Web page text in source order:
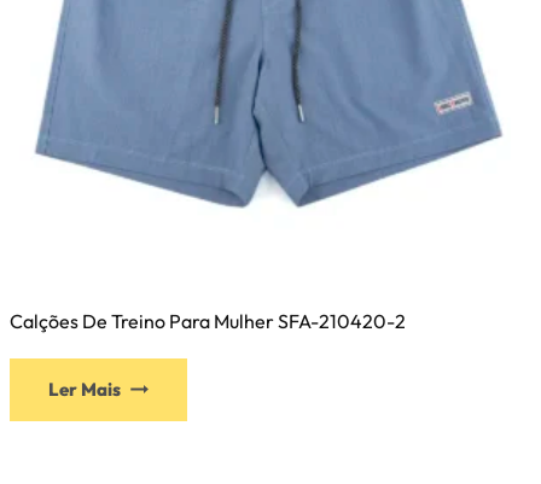
produto
Calções De Treino Para Mulher SFA-210420-2
Ler Mais